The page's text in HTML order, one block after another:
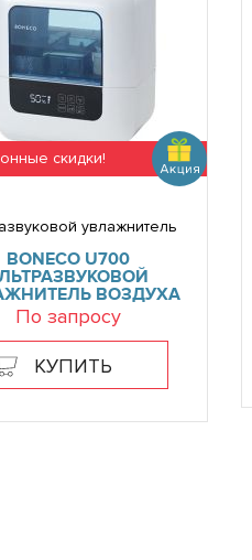
скидки!
увлажнитель
BONECO U700
ВОЗДУХА
По запросу
КУПИТЬ